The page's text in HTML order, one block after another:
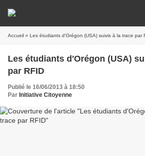
Accueil » Les étudiants d'Orégon (USA) suivis à la trace par
Les étudiants d'Orégon (USA)
par RFID
Publié le 16/06/2013 à 18:50
Par Initiative Citoyenne